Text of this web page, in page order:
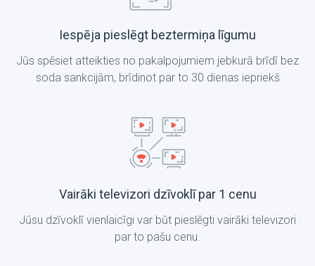
Iespēja pieslēgt beztermiņa līgumu
Jūs spēsiet atteikties no pakalpojumiem jebkurā brīdī bez
soda sankcijām, brīdinot par to 30 dienas iepriekš
Vairāki televizori dzīvoklī par 1 cenu
Jūsu dzīvoklī vienlaicīgi var būt pieslēgti vairāki televizori
par to pašu cenu.